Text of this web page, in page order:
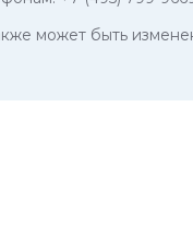
может быть